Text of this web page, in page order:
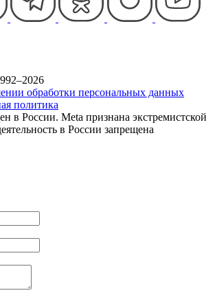
обработки персональных данных
политика
в России. Meta признана экстремистской
в России запрещена